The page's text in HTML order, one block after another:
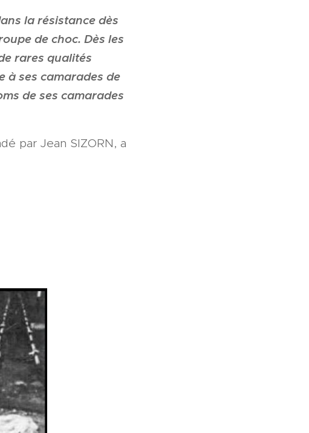
la résistance dès
de choc. Dès les
rares qualités
à ses camarades de
de ses camarades
par Jean SIZORN, a